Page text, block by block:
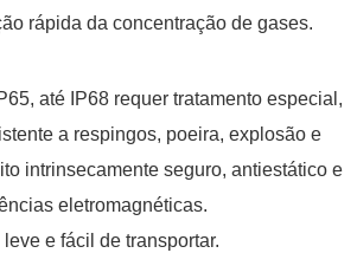
rápida da concentração de gases.
até IP68 requer tratamento especial,
a respingos, poeira, explosão e
intrinsecamente seguro, antiestático e
eletromagnéticas.
e fácil de transportar.